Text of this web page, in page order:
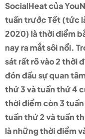
SocialHeat của
tuần trước Tết (tức
2020) là thời điểm
nay ra mắt sôi nổi.
sát rất rõ vào 2 thời
đón đầu sự quan
thứ 3 và tuần thứ 4
thời điểm còn 3
tuần thứ 2 và tuần
là những thời điểm